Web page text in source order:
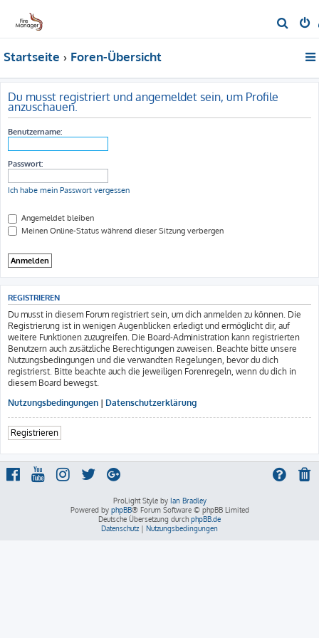
u
Startseite Foren-Übersicht
Du musst registriert und angemeldet sein, um Profile
anzuschauen.
Benutzername:
Passwort:
Ich habe mein Passwort vergessen
Angemeldet bleiben
Meinen Online-Status während dieser Sitzung verbergen
REGISTRIEREN
Du musst in diesem Forum registriert sein, um dich anmelden zu können. Die
Registrierung ist in wenigen Augenblicken erledigt und ermöglicht dir, auf
weitere Funktionen zuzugreifen. Die Board-Administration kann registrierten
Benutzern auch zusätzliche Berechtigungen zuweisen. Beachte bitte unsere
Nutzungsbedingungen und die verwandten Regelungen, bevor du dich
registrierst. Bitte beachte auch die jeweiligen Forenregeln, wenn du dich in
diesem Board bewegst.
Nutzungsbedingungen | Datenschutzerklärung
Registrieren
ProLight Style by Ian Bradley
Powered by phpBB® Forum Software © phpBB Limited
Deutsche Übersetzung durch phpBB.de
Datenschutz | Nutzungsbedingungen